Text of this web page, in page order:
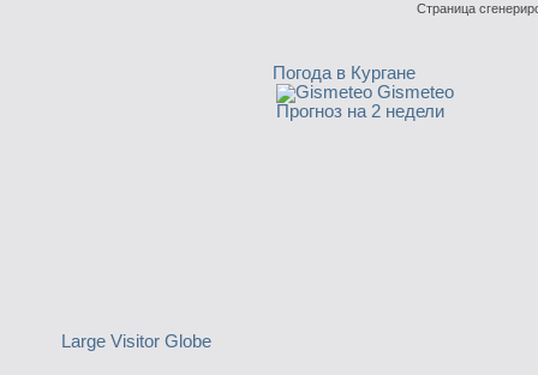
Страница
Large Visitor Globe
Погода в Кургане
Gismeteo
Прогноз на 2 недели